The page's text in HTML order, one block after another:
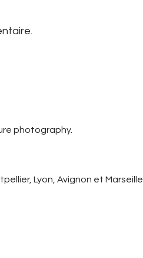
photography.
Lyon, Avignon et Marseille.